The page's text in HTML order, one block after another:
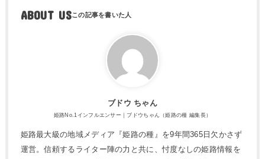
ABOUT US
ブドウ ちゃん
姫路No.1インフルエンサー｜ブドウちゃん（姫路の種 編集長）
姫路最大級の地域メディア『姫路の種』を9年間365日欠かさず
運営。信頼するライター陣の力と共に、忖度なしの姫路情報を